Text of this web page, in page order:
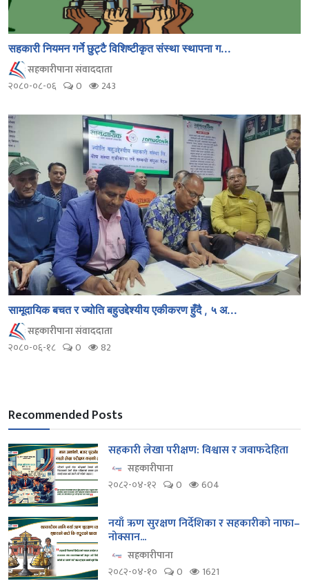
सहकारी नियमन गर्ने छुट्टै विशिष्टीकृत संस्था स्थापना ग...
सहकारीपाना संवाददाता
२०८०-०८-०६
0 243
सामूदायिक बचत र ज्योति बहुउद्देश्यीय एकीकरण हुँदै , ५ अ...
सहकारीपाना संवाददाता
२०८०-०६-१८
0 82
Recommended Posts
सहकारी लेखा परीक्षण: विश्वास र जवाफदेहिता
सहकारीपाना
२०८२-०४-१२
0 604
नयाँ ऋण सुरक्षण निर्देशिका र सहकारीको नाफा–
नोक्सान...
सहकारीपाना
२०८२-०४-१०
0 1621